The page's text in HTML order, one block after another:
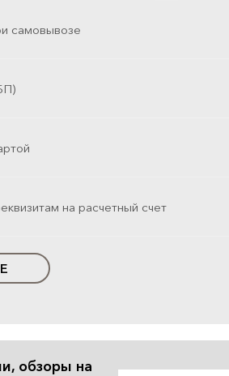
самовывозе
на расчетный счет
обзоры на